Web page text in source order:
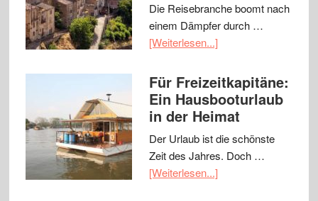
Die Reisebranche boomt nach
einem Dämpfer durch …
[Weiterlesen...]
Für Freizeitkapitäne:
Ein Hausbooturlaub
in der Heimat
Der Urlaub ist die schönste
Zeit des Jahres. Doch …
[Weiterlesen...]